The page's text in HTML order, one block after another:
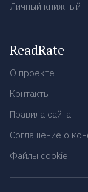
Личный книжный
ReadRate
О проекте
Контакты
Правила сайта
Соглашение о
Файлы cookie